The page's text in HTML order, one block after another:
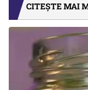
CITEȘTE MAI